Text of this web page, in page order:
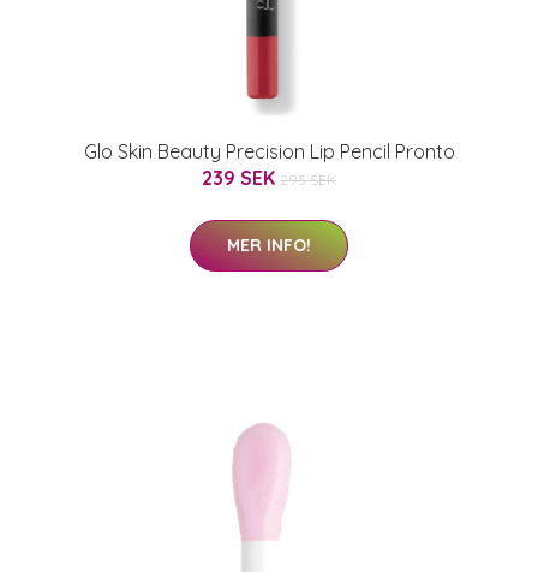
Glo Skin Beauty Precision Lip Pencil Pronto
239 SEK 295 SEK
MER INFO!